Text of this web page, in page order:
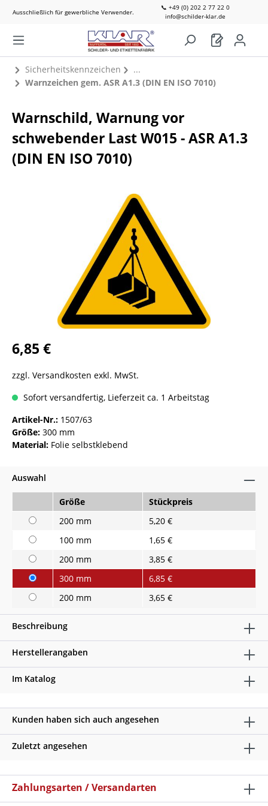
Ausschließlich für gewerbliche Verwender.
📞 +49 (0) 202 2 77 22 0
info@schilder-klar.de
Sicherheitskennzeichen
Warnzeichen gem. ASR A1.3 (DIN EN ISO 7010)
Warnschild, Warnung vor
schwebender Last W015 - ASR A1.3
(DIN EN ISO 7010)
6,85 €
zzgl. Versandkosten exkl. MwSt.
Sofort versandfertig, Lieferzeit ca. 1 Arbeitstag
Artikel-Nr.: 1507/63
Größe: 300 mm
Material: Folie selbstklebend
Auswahl
Größe
Stückpreis
200 mm
5,20 €
100 mm
1,65 €
200 mm
3,85 €
300 mm
6,85 €
200 mm
3,65 €
Beschreibung
Herstellerangaben
Im Katalog
Kunden haben sich auch angesehen
Zuletzt angesehen
Zahlungsarten / Versandarten